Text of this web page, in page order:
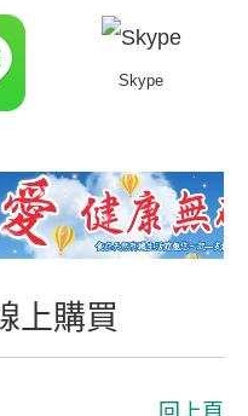
Skype
上購買